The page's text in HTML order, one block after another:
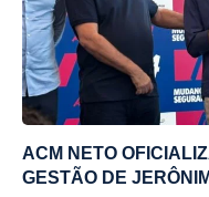
ACM NETO
GESTÃO DE